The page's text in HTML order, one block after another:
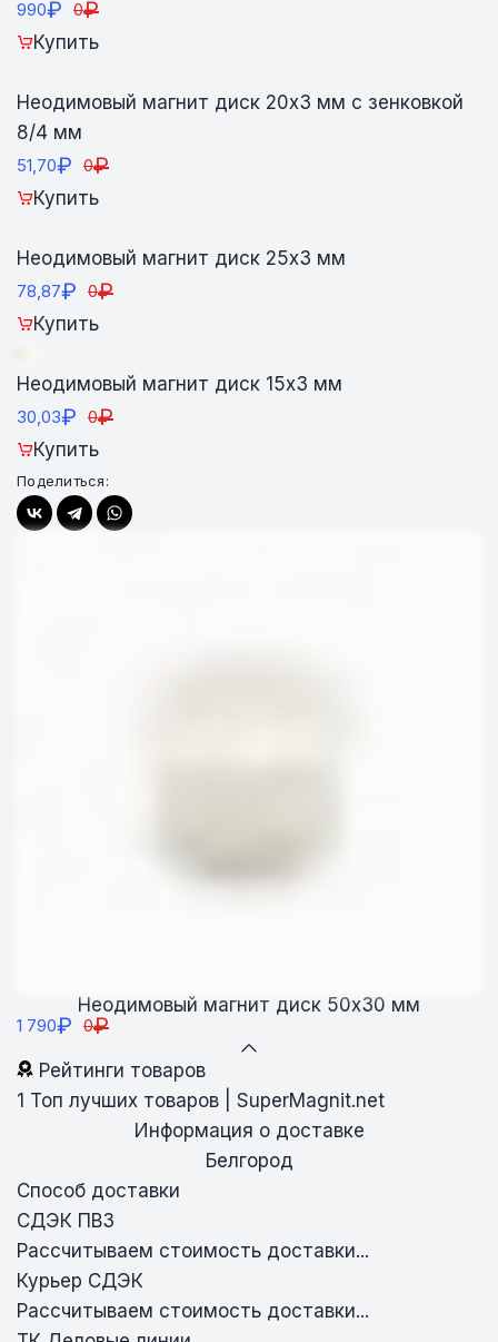
990₽ 0₽
Купить
Неодимовый магнит диск 20х3 мм с зенковкой
8/4 мм
51,70₽ 0₽
Купить
Неодимовый магнит диск 25х3 мм
78,87₽ 0₽
Купить
Неодимовый магнит диск 15х3 мм
30,03₽ 0₽
Купить
Поделиться:
Неодимовый магнит диск 50х30 мм
1 790₽ 0₽
Рейтинги товаров
1 Топ лучших товаров | SuperMagnit.net
Информация о доставке
Белгород
Способ доставки
СДЭК ПВЗ
Рассчитываем стоимость доставки...
Курьер СДЭК
Рассчитываем стоимость доставки...